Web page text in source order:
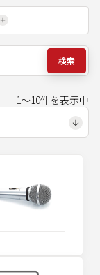
検索
1～10件を表示中